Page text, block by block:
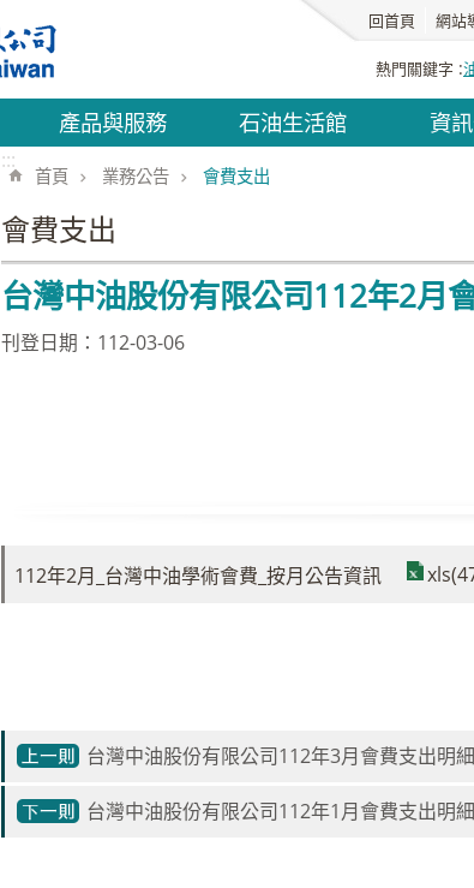
回首頁 網站
熱門關鍵字
產品與服務 石油生活館 資
:::
首頁 業務公告 會費支出
會費支出
台灣中油股份有限公司112年2月
刊登日期：112-03-06
112年2月_台灣中油學術會費_按月公告資訊
台灣中油股份有限公司112年3月會費支出明
台灣中油股份有限公司112年1月會費支出明